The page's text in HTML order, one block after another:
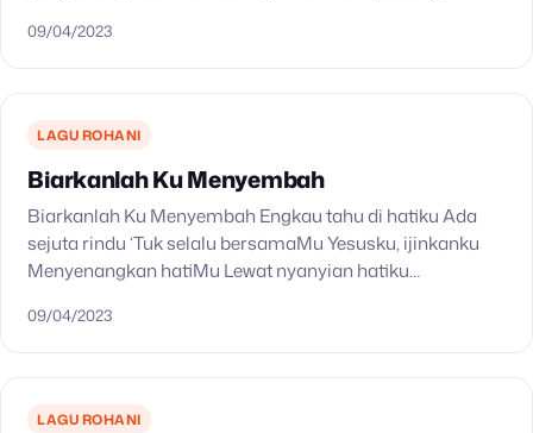
namaMu Kau urapi…
09/04/2023
LAGU ROHANI
Biarkanlah Ku Menyembah
Biarkanlah Ku Menyembah Engkau tahu di hatiku Ada
sejuta rindu ‘Tuk selalu bersamaMu Yesusku, ijinkanku
Menyenangkan hatiMu Lewat nyanyian hatiku
indah Biarkanlah ku menyembah…
09/04/2023
LAGU ROHANI